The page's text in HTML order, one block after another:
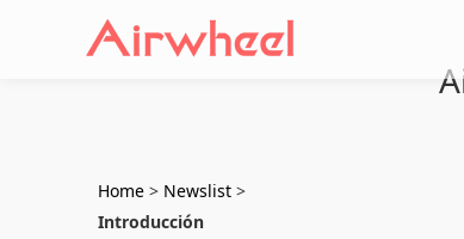
Home > Newslist >
Introducción